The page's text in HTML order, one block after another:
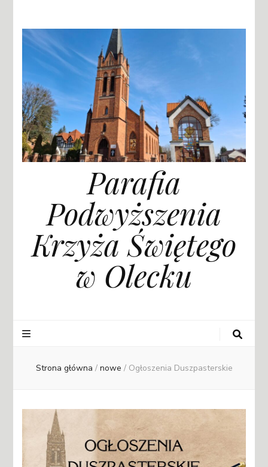
Parafia
Podwyższenia
Krzyża Świętego
w Olecku
Strona główna / nowe / Ogłoszenia Duszpasterskie